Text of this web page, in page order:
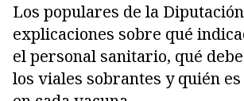
Los populares de la
explicaciones sobre qué
el personal sanitario, qué
los viales sobrantes y quién